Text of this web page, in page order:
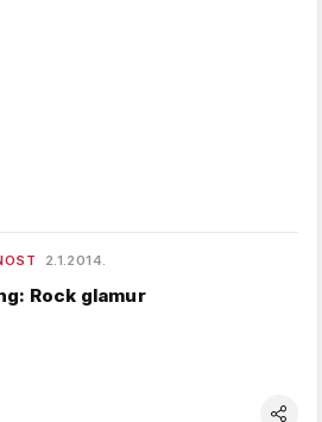
2.1.2014.
Rock glamur